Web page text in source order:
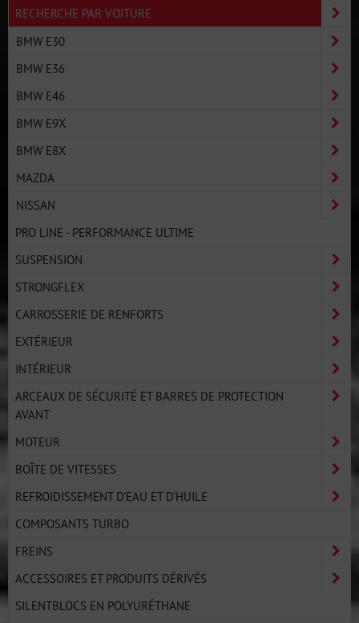
RECHERCHE PAR VOITURE
BMW E30
BMW E36
BMW E46
BMW E9X
BMW E8X
MAZDA
NISSAN
PRO LINE - PERFORMANCE ULTIME
SUSPENSION
STRONGFLEX
CARROSSERIE DE RENFORTS
EXTÉRIEUR
INTÉRIEUR
ARCEAUX DE SÉCURITÉ ET BARRES DE PROTECTION
AVANT
MOTEUR
BOÎTE DE VITESSES
REFROIDISSEMENT D'EAU ET D'HUILE
COMPOSANTS TURBO
FREINS
ACCESSOIRES ET PRODUITS DÉRIVÉS
SILENTBLOCS EN POLYURÉTHANE